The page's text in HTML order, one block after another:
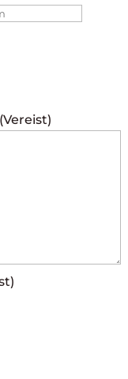
(Vereist)